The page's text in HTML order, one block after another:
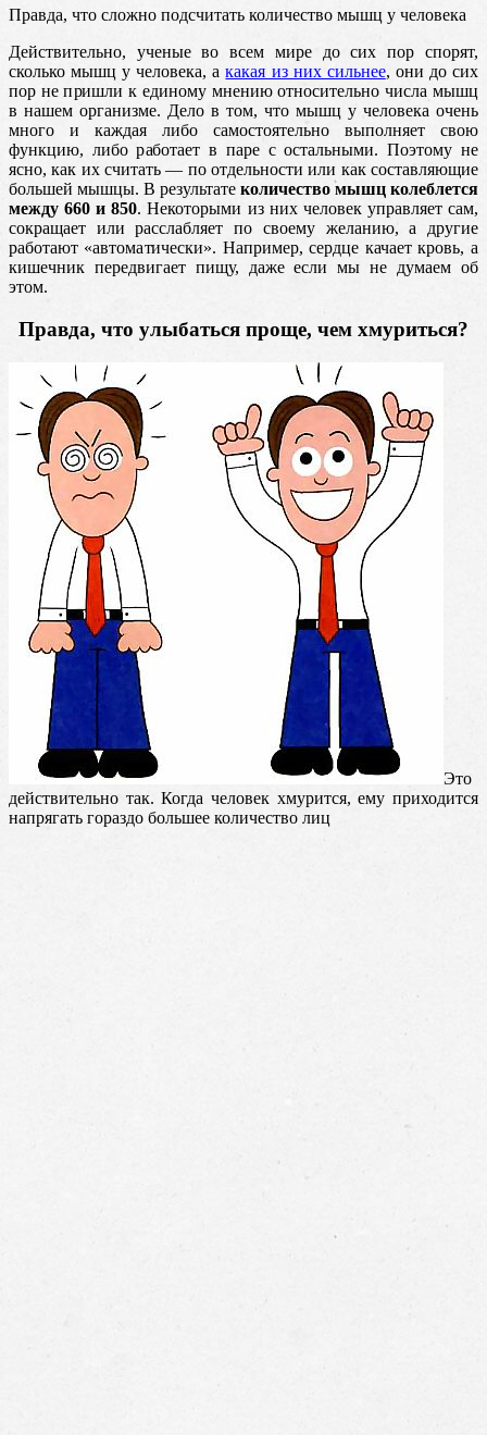
Правда, что сложно подсчитать количество мышц у человека
Действительно, ученые во всем мире до сих пор спорят,
сколько мышц у человека, акакая из них сильнее, они до сих
пор не пришли к единому мнению относительно числа мышц
в нашем организме. Дело в том, что мышц у человека очень
много и каждая либо самостоятельно выполняет свою
функцию, либо работает в паре с остальными. Поэтому не
ясно, как их считать — по отдельности или как составляющие
большей мышцы. В результате количество мышц колеблется
между 660 и 850. Некоторыми из них человек управляет сам,
сокращает или расслабляет по своему желанию, а другие
работают «автоматически». Например, сердце качает кровь, а
кишечник передвигает пищу, даже если мы не думаем об
этом.
Правда, что улыбаться проще, чем хмуриться?
Это
действительно так. Когда человек хмурится, ему приходится
напрягать гораздо большее количество лиц